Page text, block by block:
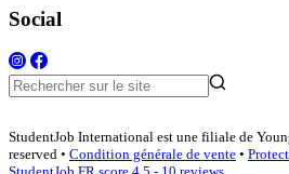
Social
StudentJob International est une filiale de
reserved • Condition générale de vente •